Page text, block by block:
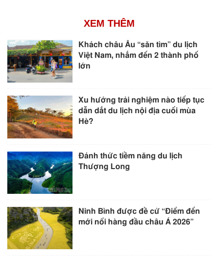
XEM THÊM
Khách châu Âu “săn tìm” du lịch
Việt Nam, nhắm đến 2 thành phố
lớn
Xu hướng trải nghiệm nào tiếp tục
dẫn dắt du lịch nội địa cuối mùa
Hè?
Đánh thức tiềm năng du lịch
Thượng Long
Ninh Bình được đề cử “Điểm đến
mới nổi hàng đầu châu Á 2026”